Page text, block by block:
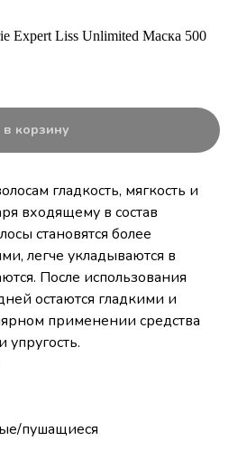
Expert Liss Unlimited Маска 500
в корзину
гладкость, мягкость и
входящему в состав
становятся более
легче укладываются в
После использования
остаются гладкими и
применении средства
упругость.
пушащиеся